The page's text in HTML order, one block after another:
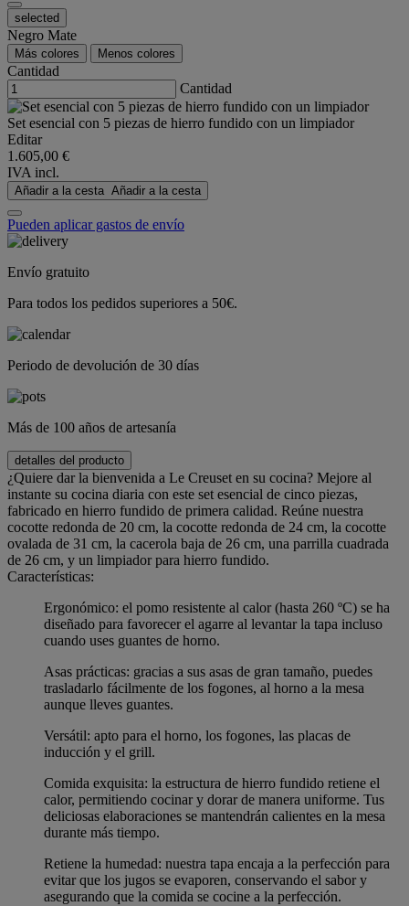
selected
Negro Mate
Más colores Menos colores
Cantidad
Cantidad
Set esencial con 5 piezas de hierro fundido con un limpiador
Editar
1.605,00 €
IVA incl.
Añadir a la cesta Añadir a la cesta
Pueden aplicar gastos de envío
Envío gratuito
Para todos los pedidos superiores a 50€.
Periodo de devolución de 30 días
Más de 100 años de artesanía
detalles del producto
¿Quiere dar la bienvenida a Le Creuset en su cocina? Mejore al
instante su cocina diaria con este set esencial de cinco piezas,
fabricado en hierro fundido de primera calidad. Reúne nuestra
cocotte redonda de 20 cm, la cocotte redonda de 24 cm, la cocotte
ovalada de 31 cm, la cacerola baja de 26 cm, una parrilla cuadrada
de 26 cm, y un limpiador para hierro fundido.
Características:
Ergonómico: el pomo resistente al calor (hasta 260 ºC) se ha
diseñado para favorecer el agarre al levantar la tapa incluso
cuando uses guantes de horno.
Asas prácticas: gracias a sus asas de gran tamaño, puedes
trasladarlo fácilmente de los fogones, al horno a la mesa
aunque lleves guantes.
Versátil: apto para el horno, los fogones, las placas de
inducción y el grill.
Comida exquisita: la estructura de hierro fundido retiene el
calor, permitiendo cocinar y dorar de manera uniforme. Tus
deliciosas elaboraciones se mantendrán calientes en la mesa
durante más tiempo.
Retiene la humedad: nuestra tapa encaja a la perfección para
evitar que los jugos se evaporen, conservando el sabor y
asegurando que la comida se cocine a la perfección.